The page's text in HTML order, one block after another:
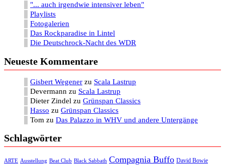
"... auch irgendwie intensiver leben"
Playlists
Fotogalerien
Das Rockparadise in Lintel
Die Deutschrock-Nacht des WDR
Neueste Kommentare
Gisbert Wegener zu Scala Lastrup
Devermann zu Scala Lastrup
Dieter Zindel zu Grünspan Classics
Hasso zu Grünspan Classics
Tom zu Das Palazzo in WHV und andere Untergänge
Schlagwörter
ARTE Ausstellung Beat Club Black Sabbath Compagnia Buffo David Bowie